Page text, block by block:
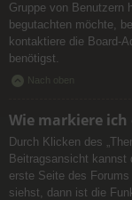
Gruppe von Benutzern
begutachten möchte,
kontaktiere die Board-
benötigst.
Nach oben
Wie markiere ich
Durch Klicken des
Beitragsansicht kannst
erste Seite des
siehst, dann ist die